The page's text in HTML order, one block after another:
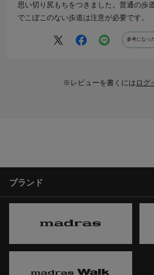
思い切り尻もちをつきました。普通の歩
でこぼこのない歩道は注意が必要です。
参考になっ
※レビューを書くには ログ
ブランド